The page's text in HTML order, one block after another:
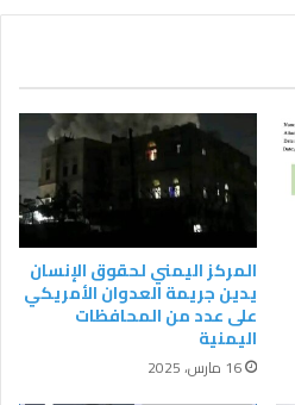
المركز اليمني لحقوق الإنسان
يدين جريمة العدوان الأمريكي
على عدد من المحافظات
اليمنية
16 مارس، 2025